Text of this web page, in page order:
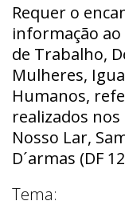
Requer o
informação ao
de Trabalho,
Mulheres,
Humanos,
realizados
Nosso Lar,
D´armas (DF
Tema: